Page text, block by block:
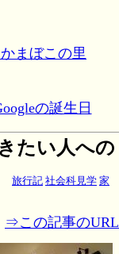
まぼこの里
の誕生日
たい人への
旅行記 社会科見学 家
⇒この記事のURL